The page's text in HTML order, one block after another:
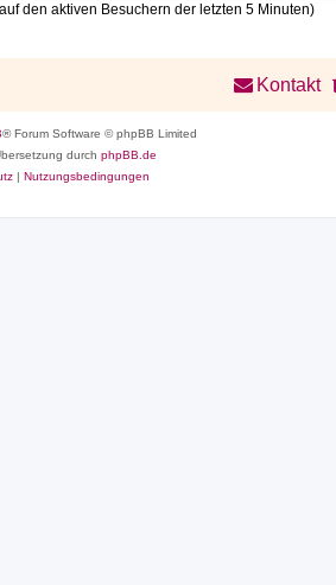
den aktiven Besuchern der letzten 5 Minuten)
Kontakt
® Forum Software © phpBB Limited
durch phpBB.de
| Nutzungsbedingungen